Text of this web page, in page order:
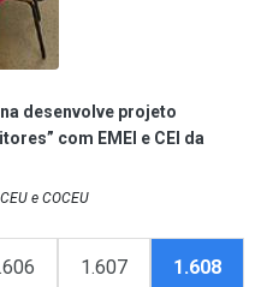
desenvolve projeto
com EMEI e CEI da
e COCEU
1.607 1.608